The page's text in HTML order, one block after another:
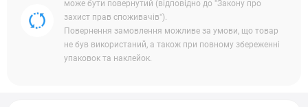
може бути повернутий (відповідно до "Закону про
захист прав споживачів").
Повернення замовлення можливе за умови, що товар
не був використаний, а також при повному збереженні
упаковок та наклейок.